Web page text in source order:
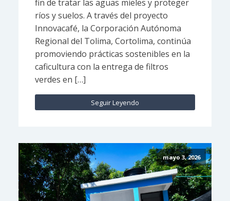
fin de tratar las aguas mieles y proteger
ríos y suelos. A través del proyecto
Innovacafé, la Corporación Autónoma
Regional del Tolima, Cortolima, continúa
promoviendo prácticas sostenibles en la
caficultura con la entrega de filtros
verdes en […]
Seguir Leyendo
mayo 3, 2026